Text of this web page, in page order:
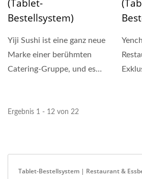
(Tablet-
Bestellsystem)
Yiji Sushi ist eine ganz neue
Marke einer berühmten
Catering-Gruppe, und es
Ergebnis 1 - 12 von 22
Tablet-Bestellsystem | Restaurant &